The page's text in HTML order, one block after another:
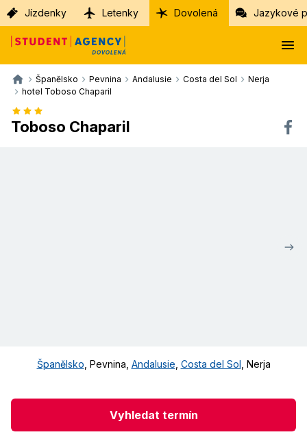
Jízdenky Letenky Dovolená Jazykové
Španělsko Pevnina Andalusie Costa del Sol
Nerja
hotel Toboso Chaparil
Toboso Chaparil
Španělsko Pevnina Andalusie Costa del Sol Nerja
Vyhledat termín